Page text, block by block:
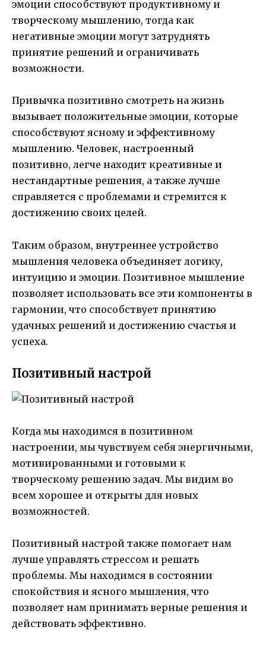
эмоции способствуют продуктивному и
творческому мышлению, тогда как
негативные эмоции могут затруднять
принятие решений и ограничивать
возможности.
Привычка позитивно смотреть на жизнь
вызывает положительные эмоции, которые
способствуют ясному и эффективному
мышлению. Человек, настроенный
позитивно, легче находит креативные и
нестандартные решения, а также лучше
справляется с проблемами и стремится к
достижению своих целей.
Таким образом, внутреннее устройство
мышления человека объединяет логику,
интуицию и эмоции. Позитивное мышление
позволяет использовать все эти компоненты в
гармонии, что способствует принятию
удачных решений и достижению счастья и
успеха.
Позитивный настрой
Когда мы находимся в позитивном
настроении, мы чувствуем себя энергичными,
мотивированными и готовыми к
творческому решению задач. Мы видим во
всем хорошее и открыты для новых
возможностей.
Позитивный настрой также помогает нам
лучше управлять стрессом и решать
проблемы. Мы находимся в состоянии
спокойствия и ясного мышления, что
позволяет нам принимать верные решения и
действовать эффективно.